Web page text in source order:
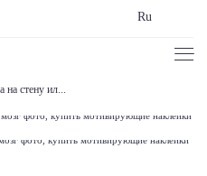
Ru
на стену ил...